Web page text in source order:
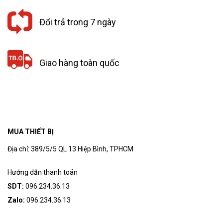
Đổi trả trong 7 ngày
Giao hàng toàn quốc
MUA THIẾT BỊ
Địa chỉ: 389/5/5 QL 13 Hiệp Bình, TPHCM
Hướng dẫn thanh toán
SDT: 096.234.36.13
Zalo: 096.234.36.13